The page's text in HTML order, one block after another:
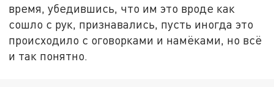
время, убедившись, что им это вроде как
сошло с рук, признавались, пусть иногда это
происходило с оговорками и намёками, но всё
и так понятно.